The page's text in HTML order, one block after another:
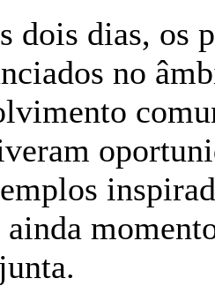
dois dias, os
no